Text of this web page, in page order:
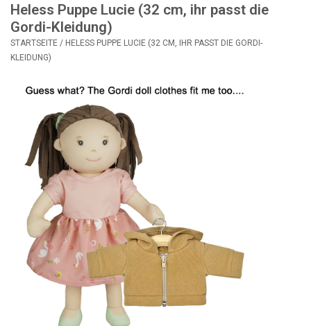
SALE
Geschenke
Info
Lookbooks
Marken
Heless Puppe Lucie (32 cm, ihr passt die
Gordi-Kleidung)
STARTSEITE / HELESS PUPPE LUCIE (32 CM, IHR PASST DIE GORDI-
KLEIDUNG)